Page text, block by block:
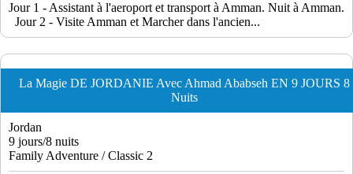
Jour 1 - Assistant à l'aeroport et transport à Amman. Nuit à Amman.
Jour 2 - Visite Amman et Marcher dans l'ancien...
La Magie DE JORDANIE Avec Ahmad Ababseh EN 9 JOURS 8
Nuits
Jordan
9 jours/8 nuits
Family Adventure / Classic 2